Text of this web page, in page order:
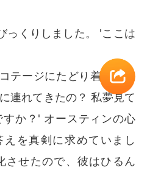
っくりしました。 'ここは
テージにたどり着いたの
連れてきたの？ 私夢見て
か？' オースティンの心
を真剣に求めていまし
させたので、彼はひるん